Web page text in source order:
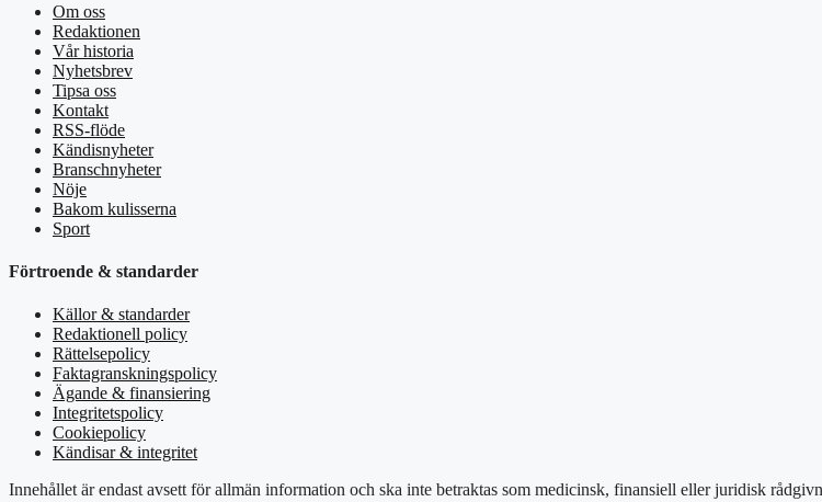
Om oss
Redaktionen
Vår historia
Nyhetsbrev
Tipsa oss
Kontakt
RSS-flöde
Kändisnyheter
Branschnyheter
Nöje
Bakom kulisserna
Sport
Förtroende & standarder
Källor & standarder
Redaktionell policy
Rättelsepolicy
Faktagranskningspolicy
Ägande & finansiering
Integritetspolicy
Cookiepolicy
Kändisar & integritet
Innehållet är endast avsett för allmän information och ska inte betraktas som medicinsk, finansiell eller juridisk